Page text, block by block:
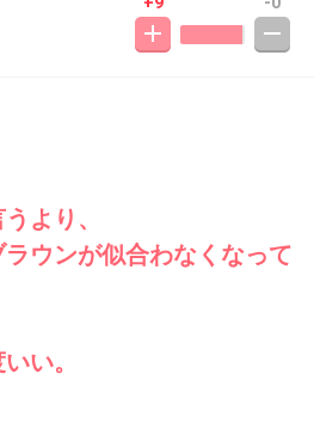
より、
ウンが似合わなくなって
い。